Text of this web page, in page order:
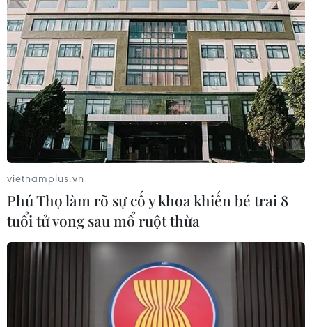
vietnamplus.vn
Phú Thọ làm rõ sự cố y khoa khiến bé trai 8
tuổi tử vong sau mổ ruột thừa